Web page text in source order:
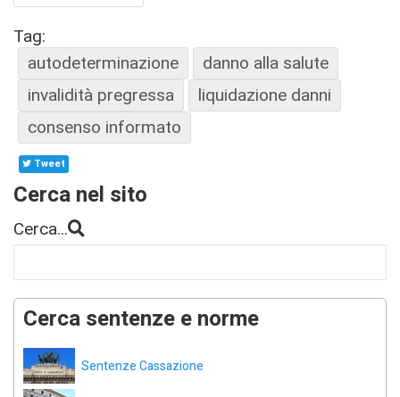
Tag:
autodeterminazione
danno alla salute
invalidità pregressa
liquidazione danni
consenso informato
Tweet
Cerca nel sito
Cerca...
Cerca sentenze e norme
Sentenze Cassazione